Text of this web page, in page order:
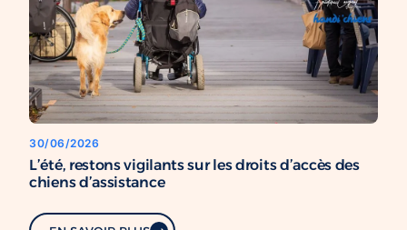
30/06/2026
L’été, restons vigilants sur les droits d’accès des
chiens d’assistance